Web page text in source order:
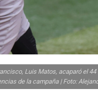
Luis Matos, acaparó el
de la campaña | Foto: